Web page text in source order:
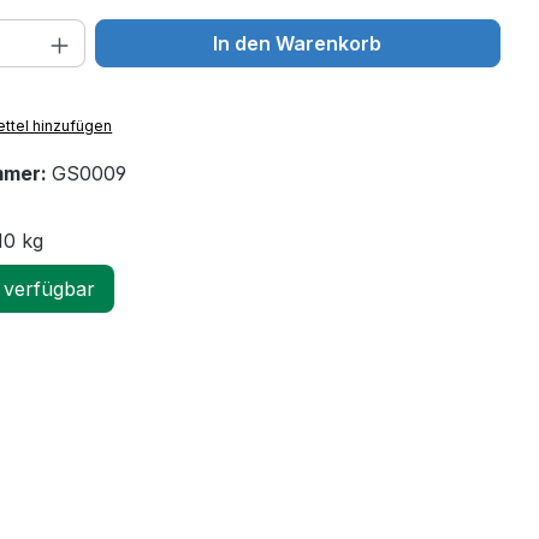
Anzahl: Gib den gewünschten Wert
In den Warenkorb
hinzufügen
GS0009
kg
verfügbar